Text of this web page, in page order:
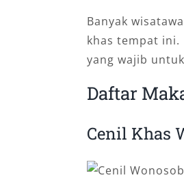
Banyak
khas tempat ini.
yang wajib
Daftar
Cenil Khas